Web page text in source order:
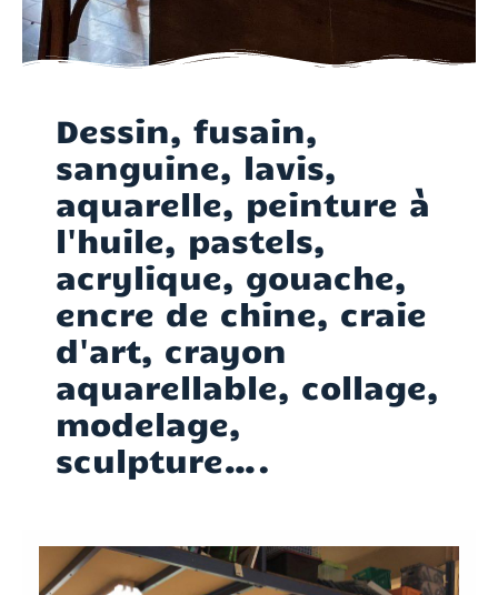
Dessin, fusain,
sanguine, lavis,
aquarelle, peinture à
l'huile, pastels,
acrylique, gouache,
encre de chine, craie
d'art, crayon
aquarellable, collage,
modelage,
sculpture….